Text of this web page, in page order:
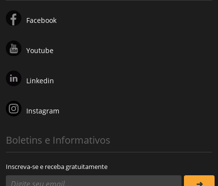
Facebook
Youtube
Linkedin
Instagram
Boletins e Informativos
Inscreva-se e receba gratuitamente